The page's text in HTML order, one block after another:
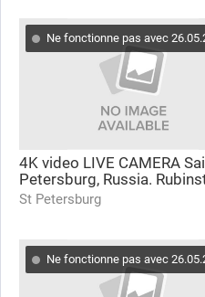
Ne fonctionne pas avec
4K video LIVE CAMERA
Petersburg, Russia.
Street Улица Рубинштейна
онлайн камера
St Petersburg
Ne fonctionne pas avec